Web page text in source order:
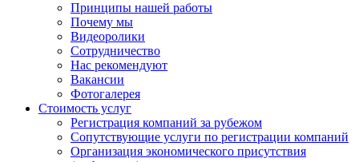
Принципы нашей работы
Почему мы
Видеоролики
Сотрудничество
Нас рекомендуют
Вакансии
Фотогалерея
Стоимость услуг
Регистрация компаний за рубежом
Сопутствующие услуги по регистрации компаний
Организация экономического присутствия